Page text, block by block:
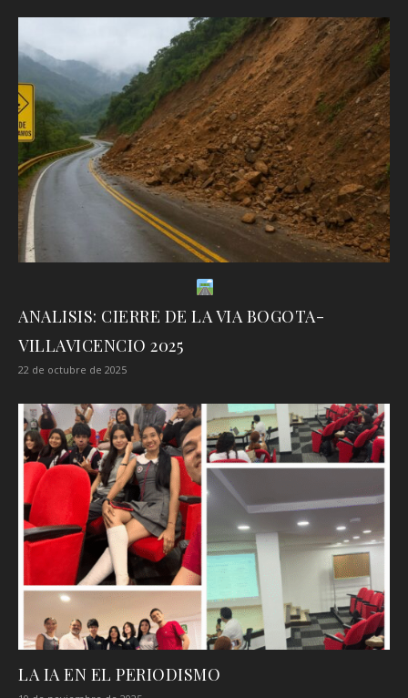
ANALISIS: CIERRE DE LA VIA BOGOTA-
VILLAVICENCIO 2025
22 de octubre de 2025
LA IA EN EL PERIODISMO